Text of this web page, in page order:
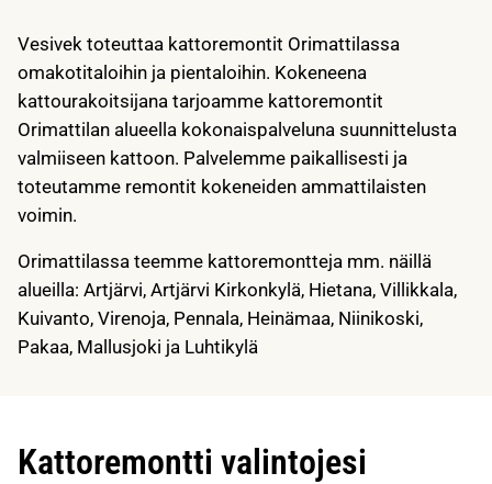
Vesivek toteuttaa kattoremontit Orimattilassa
omakotitaloihin ja pientaloihin. Kokeneena
kattourakoitsijana tarjoamme kattoremontit
Orimattilan alueella kokonaispalveluna suunnittelusta
valmiiseen kattoon. Palvelemme paikallisesti ja
toteutamme remontit kokeneiden ammattilaisten
voimin.
Orimattilassa teemme kattoremontteja mm. näillä
alueilla: Artjärvi, Artjärvi Kirkonkylä, Hietana, Villikkala,
Kuivanto, Virenoja, Pennala, Heinämaa, Niinikoski,
Pakaa, Mallusjoki ja Luhtikylä
Kattoremontti valintojesi